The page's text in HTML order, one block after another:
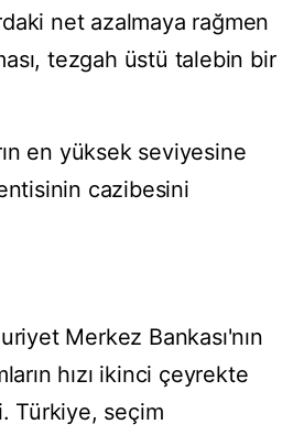
net azalmaya rağmen
tezgah üstü talebin bir
en yüksek seviyesine
cazibesini
Merkez Bankası'nın
hızı ikinci çeyrekte
Türkiye, seçim